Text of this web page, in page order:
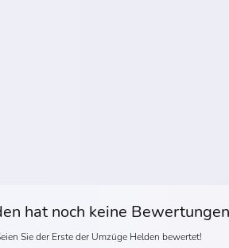
hat noch keine
Sie der Erste der Umzüge Helden bewertet!